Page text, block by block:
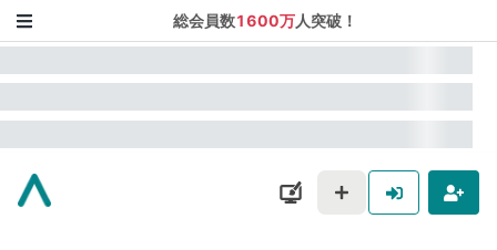
総会員数1600万人突破！